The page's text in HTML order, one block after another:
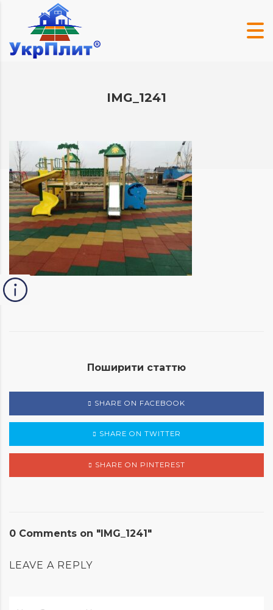
IMG_1241
Поширити статтю
SHARE ON FACEBOOK
SHARE ON TWITTER
SHARE ON PINTEREST
0 Comments on "IMG_1241"
LEAVE A REPLY